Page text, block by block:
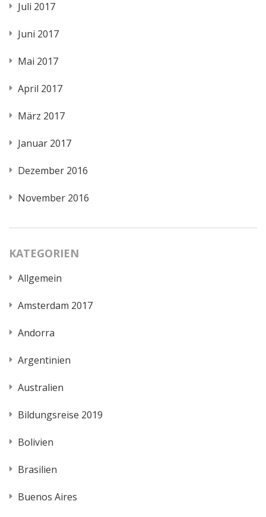
Juli 2017
Juni 2017
Mai 2017
April 2017
März 2017
Januar 2017
Dezember 2016
November 2016
KATEGORIEN
Allgemein
Amsterdam 2017
Andorra
Argentinien
Australien
Bildungsreise 2019
Bolivien
Brasilien
Buenos Aires